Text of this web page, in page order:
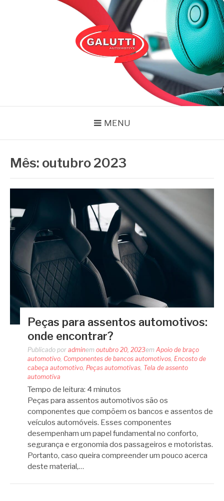
MENU
Mês: outubro 2023
Peças para assentos automotivos:
onde encontrar?
Publicado por adminem outubro 20, 2023em Apoio de braço
automotivo, Componentes de bancos automotivos, Encosto de
cabeça automotivo, Peças automotivas, Tela de assento
automotiva
Tempo de leitura: 4 minutos
Peças para assentos automotivos são os
componentes que compõem os bancos e assentos de
veículos automóveis. Esses componentes
desempenham um papel fundamental no conforto,
segurança e ergonomia dos passageiros e motoristas.
Portanto, caso queira compreender um pouco acerca
deste material,…